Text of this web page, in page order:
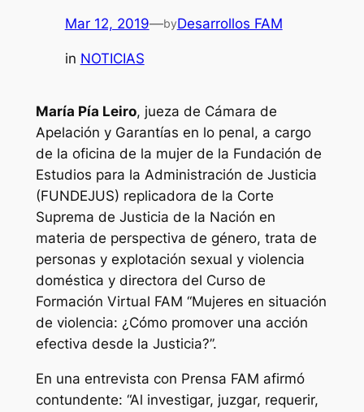
Mar 12, 2019—byDesarrollos FAM
in NOTICIAS
María Pía Leiro, jueza de Cámara de
Apelación y Garantías en lo penal, a cargo
de la oficina de la mujer de la Fundación de
Estudios para la Administración de Justicia
(FUNDEJUS) replicadora de la Corte
Suprema de Justicia de la Nación en
materia de perspectiva de género, trata de
personas y explotación sexual y violencia
doméstica y directora del Curso de
Formación Virtual FAM “Mujeres en situación
de violencia: ¿Cómo promover una acción
efectiva desde la Justicia?”.
En una entrevista con Prensa FAM afirmó
contundente: “Al investigar, juzgar, requerir,